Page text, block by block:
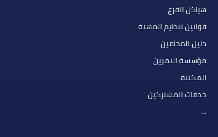
هياكل الفرع
قوانين تنظيم المهنة
دليل المحامين
مؤسسة التمرين
المكتبة
خدمات المشتركين
...